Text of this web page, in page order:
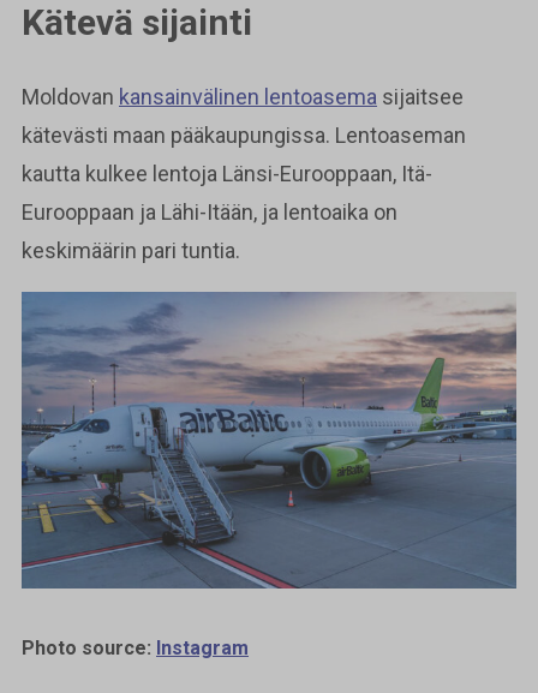
Kätevä sijainti
Moldovan kansainvälinen lentoasema sijaitsee
kätevästi maan pääkaupungissa. Lentoaseman
kautta kulkee lentoja Länsi-Eurooppaan, Itä-
Eurooppaan ja Lähi-Itään, ja lentoaika on
keskimäärin pari tuntia.
Photo source: Instagram